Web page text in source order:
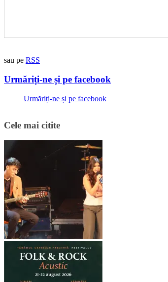
sau pe RSS
Urmăriți-ne și pe facebook
Urmăriți-ne și pe facebook
Cele mai citite